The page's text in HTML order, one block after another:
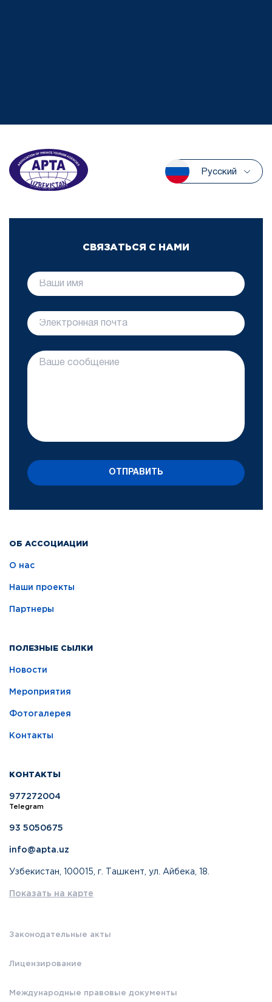
Русский
ОБ АССОЦИАЦИИ
О нас
Наши проекты
Партнеры
ПОЛЕЗНЫЕ СЫЛКИ
Новости
Мероприятия
Фотогалерея
Контакты
КОНТАКТЫ
977272004
Telegram
93 5050675
info@apta.uz
Узбекистан, 100015, г. Ташкент, ул. Айбека, 18.
Показать на карте
Законодательные акты
Лицензирование
Международные правовые документы
СВЯЗАТЬСЯ С НАМИ
ОТПРАВИТЬ